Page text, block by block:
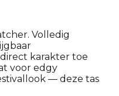
Volledig
karakter toe
voor edgy
— deze tas